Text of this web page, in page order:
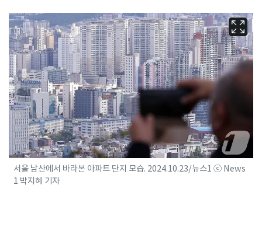
서울 남산에서 바라본 아파트 단지 모습. 2024.10.23/뉴스1 ⓒ News
1 박지혜 기자